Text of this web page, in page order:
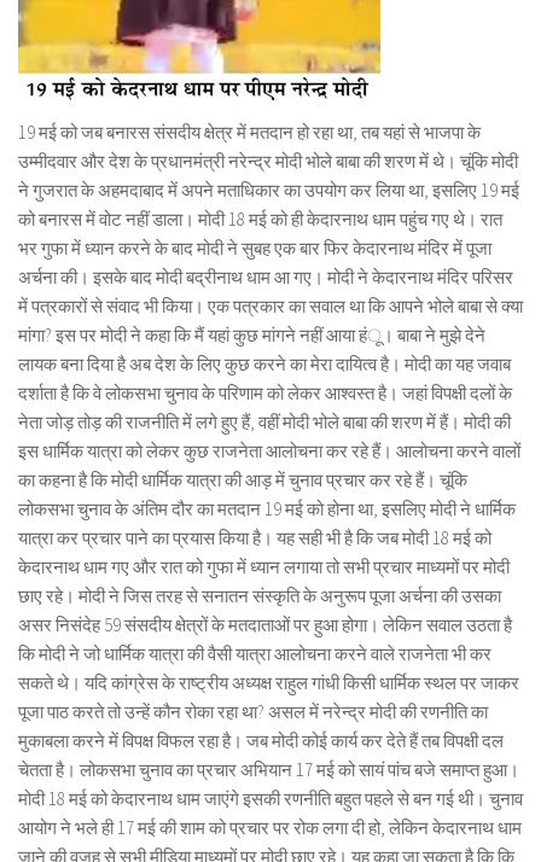
19 मई को जब बनारस संसदीय क्षेत्र में मतदान हो रहा था, तब यहां से भाजपा के
उम्मीदवार और देश के प्रधानमंत्री नरेन्द्र मोदी भोले बाबा की शरण में थे। चूंकि मोदी
ने गुजरात के अहमदाबाद में अपने मताधिकार का उपयोग कर लिया था, इसलिए 19 मई
को बनारस में वोट नहीं डाला। मोदी 18 मई को ही केदारनाथ धाम पहुंच गए थे। रात
भर गुफा में ध्यान करने के बाद मोदी ने सुबह एक बार फिर केदारनाथ मंदिर में पूजा
अर्चना की। इसके बाद मोदी बद्रीनाथ धाम आ गए। मोदी ने केदारनाथ मंदिर परिसर
में पत्रकारों से संवाद भी किया। एक पत्रकार का सवाल था कि आपने भोले बाबा से क्या
मांगा? इस पर मोदी ने कहा कि मैं यहां कुछ मांगने नहीं आया हंू। बाबा ने मुझे देने
लायक बना दिया है अब देश के लिए कुछ करने का मेरा दायित्व है। मोदी का यह जवाब
दर्शाता है कि वे लोकसभा चुनाव के परिणाम को लेकर आश्वस्त है। जहां विपक्षी दलों के
नेता जोड़ तोड़ की राजनीति में लगे हुए हैं, वहीं मोदी भोले बाबा की शरण में हैं। मोदी की
इस धार्मिक यात्रा को लेकर कुछ राजनेता आलोचना कर रहे हैं। आलोचना करने वालों
का कहना है कि मोदी धार्मिक यात्रा की आड़ में चुनाव प्रचार कर रहे हैं। चूंकि
लोकसभा चुनाव के अंतिम दौर का मतदान 19 मई को होना था, इसलिए मोदी ने धार्मिक
यात्रा कर प्रचार पाने का प्रयास किया है। यह सही भी है कि जब मोदी 18 मई को
केदारनाथ धाम गए और रात को गुफा में ध्यान लगाया तो सभी प्रचार माध्यमों पर मोदी
छाए रहे। मोदी ने जिस तरह से सनातन संस्कृति के अनुरूप पूजा अर्चना की उसका
असर निसंदेह 59 संसदीय क्षेत्रों के मतदाताओं पर हुआ होगा। लेकिन सवाल उठता है
कि मोदी ने जो धार्मिक यात्रा की वैसी यात्रा आलोचना करने वाले राजनेता भी कर
सकते थे। यदि कांग्रेस के राष्ट्रीय अध्यक्ष राहुल गांधी किसी धार्मिक स्थल पर जाकर
पूजा पाठ करते तो उन्हें कौन रोका रहा था? असल में नरेन्द्र मोदी की रणनीति का
मुकाबला करने में विपक्ष विफल रहा है। जब मोदी कोई कार्य कर देते हैं तब विपक्षी दल
चेतता है। लोकसभा चुनाव का प्रचार अभियान 17 मई को सायं पांच बजे समाप्त हुआ।
मोदी 18 मई को केदारनाथ धाम जाएंगे इसकी रणनीति बहुत पहले से बन गई थी। चुनाव
आयोग ने भले ही 17 मई की शाम को प्रचार पर रोक लगा दी हो, लेकिन केदारनाथ धाम
जाने की वजह से सभी मीडिया माध्यमों पर मोदी छाए रहे। यह कहा जा सकता है कि कि